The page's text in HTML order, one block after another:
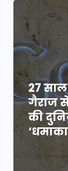
27
गैराज
की